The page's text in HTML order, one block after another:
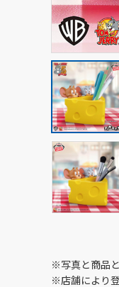
※写真と商品
※店舗により